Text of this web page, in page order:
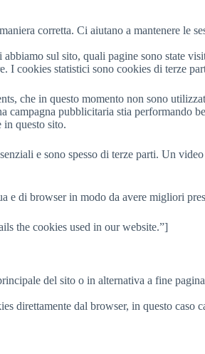
corretta. Ci aiutano a mantenere le
sul sito, quali pagine sono state
I cookies statistici sono cookies di terze
che in questo momento non sono
campagna pubblicitaria stia performando
in questo sito.
e sono spesso di terze parti. Un
e di browser in modo da avere migliori
the cookies used in our website.”]
del sito o in alternativa a fine
direttamente dal browser, in questo caso